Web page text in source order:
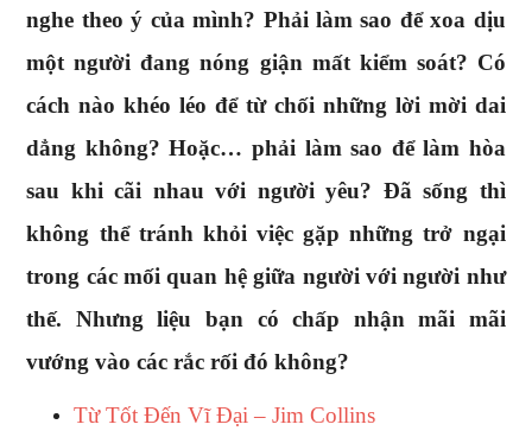
nghe theo ý của mình? Phải làm sao để xoa dịu
một người đang nóng giận mất kiểm soát? Có
cách nào khéo léo để từ chối những lời mời dai
dẳng không? Hoặc… phải làm sao để làm hòa
sau khi cãi nhau với người yêu? Đã sống thì
không thể tránh khỏi việc gặp những trở ngại
trong các mối quan hệ giữa người với người như
thế. Nhưng liệu bạn có chấp nhận mãi mãi
vướng vào các rắc rối đó không?
Từ Tốt Đến Vĩ Đại – Jim Collins